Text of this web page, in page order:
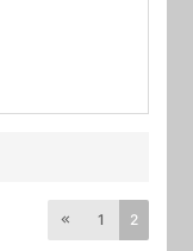
1 2